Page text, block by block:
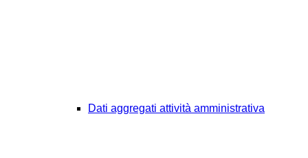
Dati aggregati attività amministrativa